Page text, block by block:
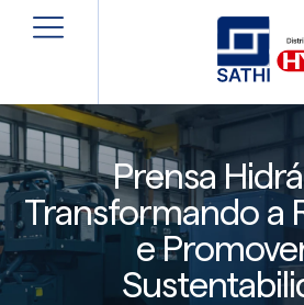
Prensa
Transformando a
e